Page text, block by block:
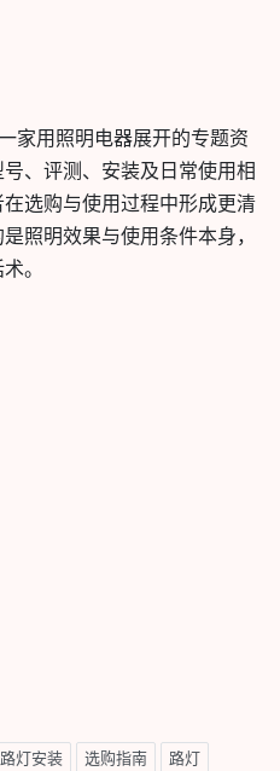
家用照明电器展开的专题资
、评测、安装及日常使用相
选购与使用过程中形成更清
照明效果与使用条件本身，
。
路灯安装 选购指南 路灯